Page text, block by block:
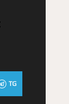
TG